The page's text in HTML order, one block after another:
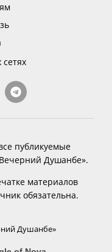
публикуемые
Душанбе».
материалов
обязательна.
Душанбе»